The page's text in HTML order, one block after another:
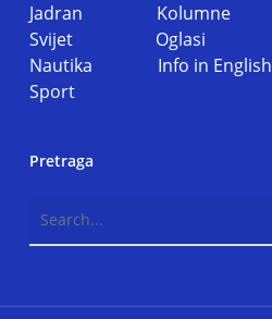
Jadran Kolumne
Svijet Oglasi
Nautika Info in English
Sport
Pretraga